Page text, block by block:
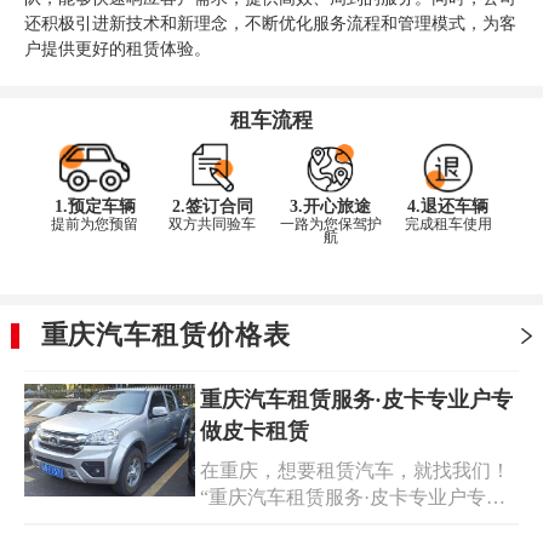
还积极引进新技术和新理念，不断优化服务流程和管理模式，为客
户提供更好的租赁体验。
租车流程
1.预定车辆
提前为您预留
2.签订合同
双方共同验车
3.开心旅途
一路为您保驾护
航
4.退还车辆
完成租车使用
重庆汽车租赁价格表
重庆汽车租赁服务·皮卡专业户专
做皮卡租赁
在重庆，想要租赁汽车，就找我们！
“重庆汽车租赁服务·皮卡专业户专做